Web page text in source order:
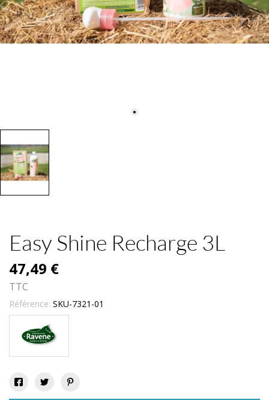
Easy Shine Recharge 3L
47,49 €
TTC
Référence: SKU-7321-01